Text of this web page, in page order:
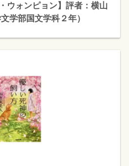
ウォンピョン】評者：横山
学部国文学科２年）